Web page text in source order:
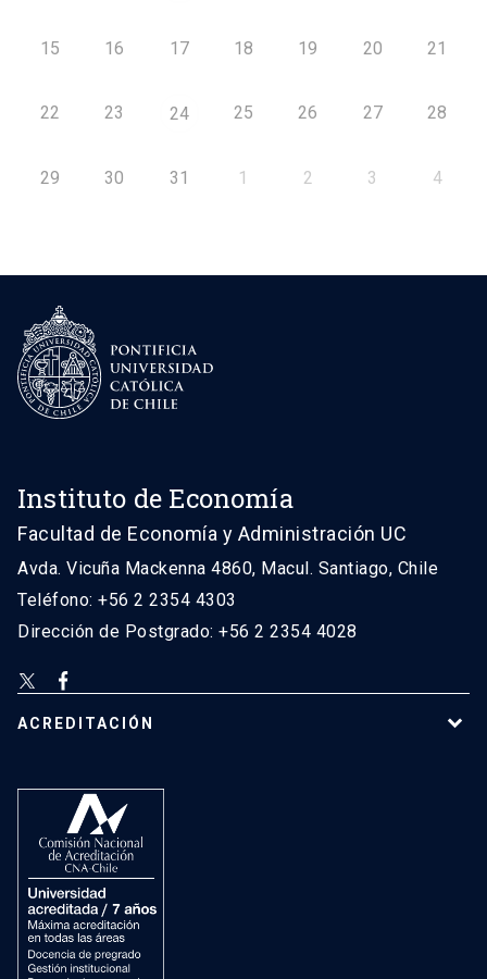
15 16 17 18 19 20 21
22 23 24 25 26 27 28
29 30 31 1 2 3 4
Instituto de Economía
Facultad de Economía y Administración UC
Avda. Vicuña Mackenna 4860, Macul. Santiago, Chile
Teléfono: +56 2 2354 4303
Dirección de Postgrado: +56 2 2354 4028
ACREDITACIÓN